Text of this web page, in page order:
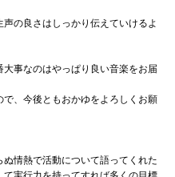
の良さはしっかり伝えていけるよ
事なのはやっぱり良い音楽をお届
、今後ともおかゆをよろしくお願
情熱で活動について語ってくれた